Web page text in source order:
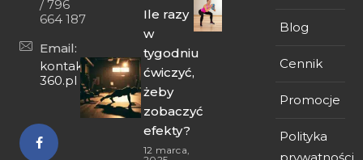
/ 796
664 187
Email:
kontakt@fit-
360.pl
Ile razy
w
tygodniu
ćwiczyć,
żeby
zobaczyć
efekty?
12 marca,
Blog
Cennik
Promocje
Polityka